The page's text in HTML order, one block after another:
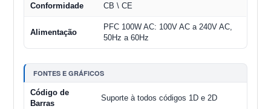
Conformidade CB \ CE
Alimentação
PFC 100W AC: 100V AC a 240V AC,
50Hz a 60Hz
FONTES E GRÁFICOS
Código de
Barras
Suporte à todos códigos 1D e 2D